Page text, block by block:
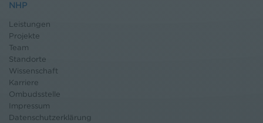
NHP
Leistungen
Projekte
Team
Standorte
Wissenschaft
Karriere
Ombudsstelle
Impressum
Datenschutzerklärung